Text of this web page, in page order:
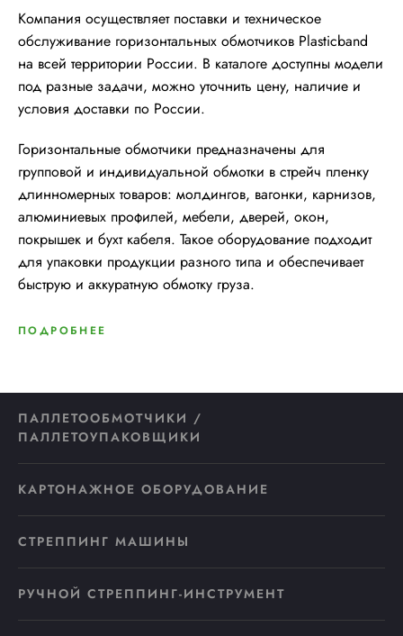
Компания осуществляет поставки и техническое
обслуживание горизонтальных обмотчиков Plasticband
на всей территории России. В каталоге доступны модели
под разные задачи, можно уточнить цену, наличие и
условия доставки по России.
Горизонтальные обмотчики предназначены для
групповой и индивидуальной обмотки в стрейч пленку
длинномерных товаров: молдингов, вагонки, карнизов,
алюминиевых профилей, мебели, дверей, окон,
покрышек и бухт кабеля. Такое оборудование подходит
для упаковки продукции разного типа и обеспечивает
быструю и аккуратную обмотку груза.
ПОДРОБНЕЕ
ПАЛЛЕТООБМОТЧИКИ /
ПАЛЛЕТОУПАКОВЩИКИ
КАРТОНАЖНОЕ ОБОРУДОВАНИЕ
СТРЕППИНГ МАШИНЫ
РУЧНОЙ СТРЕППИНГ-ИНСТРУМЕНТ